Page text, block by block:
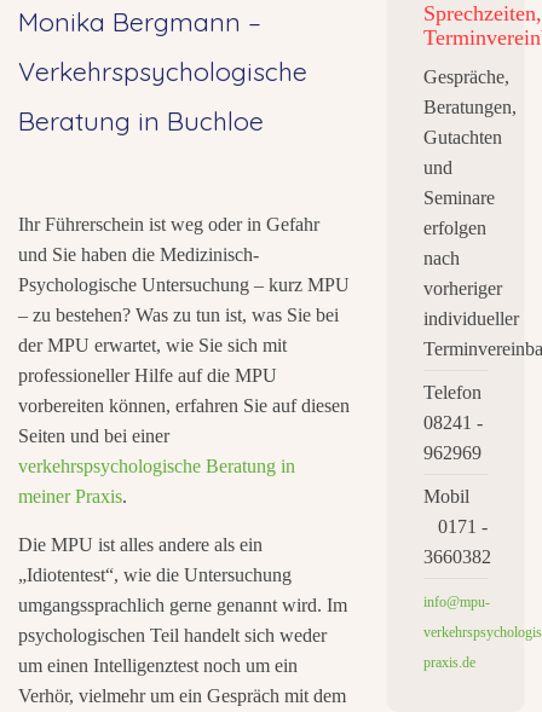
Monika Bergmann –
Verkehrspsychologische
Beratung in Buchloe
Ihr Führerschein ist weg oder in Gefahr
und Sie haben die Medizinisch-
Psychologische Untersuchung – kurz MPU
– zu bestehen? Was zu tun ist, was Sie bei
der MPU erwartet, wie Sie sich mit
professioneller Hilfe auf die MPU
vorbereiten können, erfahren Sie auf diesen
Seiten und bei einer
verkehrspsychologische Beratung in
meiner Praxis.
Die MPU ist alles andere als ein
„Idiotentest“, wie die Untersuchung
umgangssprachlich gerne genannt wird. Im
psychologischen Teil handelt sich weder
um einen Intelligenztest noch um ein
Verhör, vielmehr um ein Gespräch mit dem
Sprechzeiten,
Gespräche,
Beratungen,
Gutachten
und
Seminare
erfolgen
nach
vorheriger
individueller
Telefon
08241 -
962969
Mobil
0171 -
3660382
info@mpu-
praxis.de